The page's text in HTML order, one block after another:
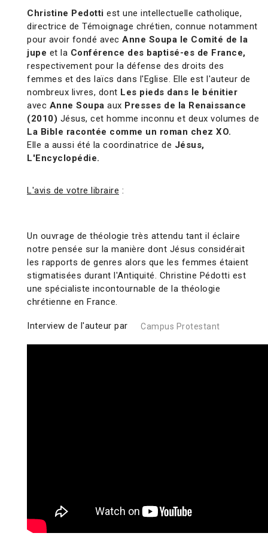
Christine Pedotti est une intellectuelle catholique,
directrice de Témoignage chrétien, connue notamment
pour avoir fondé avec Anne Soupa le Comité de la
jupe et la Conférence des baptisé-es de France,
respectivement pour la défense des droits des
femmes et des laïcs dans l'Eglise. Elle est l'auteur de
nombreux livres, dont Les pieds dans le bénitier
avec Anne Soupa aux Presses de la Renaissance
(2010) Jésus, cet homme inconnu et deux volumes de
La Bible racontée comme un roman chez XO.
Elle a aussi été la coordinatrice de Jésus,
L'Encyclopédie.
L'avis de votre libraire :
Un ouvrage de théologie très attendu tant il éclaire
notre pensée sur la manière dont Jésus considérait
les rapports de genres alors que les femmes étaient
stigmatisées durant l'Antiquité. Christine Pédotti est
une spécialiste incontournable de la théologie
chrétienne en France.
Interview de l'auteur par Campus Protestant